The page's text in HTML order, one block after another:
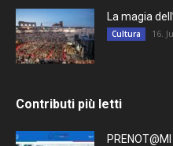
La magia
Cultura 16.
Contributi più letti